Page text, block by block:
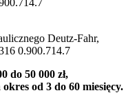
do 50 000 zł,
od 3 do 60 miesięcy.